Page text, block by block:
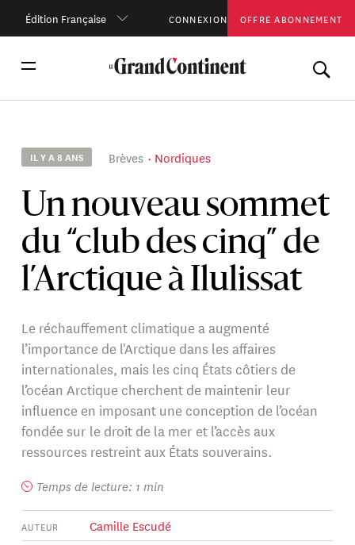
Édition Française CONNEXION OFFRE ABONNEMENT
IL Y A 8 ANS Brèves Nordiques
Un nouveau sommet
du “club des cinq” de
l’Arctique à Ilulissat
Le réchauffement climatique a augmenté
l’importance de l'Arctique dans les affaires
internationales, mais les cinq États côtiers de
l’océan Arctique cherchent de maintenir leur
influence en imposant une conception de l’océan
fondée sur le droit de la mer et l’accès aux
ressources restreint aux États souverains.
Temps de lecture: 1 min
AUTEUR Camille Escudé